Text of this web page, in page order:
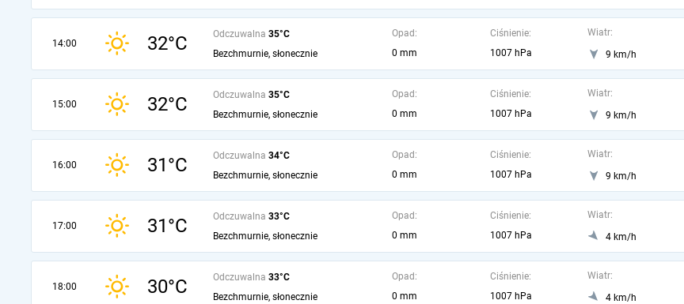
14:00 32°C Odczuwalna 35°C
Bezchmurnie, słonecznie
Opad:
0 mm
Ciśnienie:
1007 hPa
Wiatr:
9 km/h
15:00 32°C Odczuwalna 35°C
Bezchmurnie, słonecznie
Opad:
0 mm
Ciśnienie:
1007 hPa
Wiatr:
9 km/h
16:00 31°C Odczuwalna 34°C
Bezchmurnie, słonecznie
Opad:
0 mm
Ciśnienie:
1007 hPa
Wiatr:
9 km/h
17:00 31°C Odczuwalna 33°C
Bezchmurnie, słonecznie
Opad:
0 mm
Ciśnienie:
1007 hPa
Wiatr:
4 km/h
18:00 30°C Odczuwalna 33°C
Bezchmurnie, słonecznie
Opad:
0 mm
Ciśnienie:
1007 hPa
Wiatr:
4 km/h